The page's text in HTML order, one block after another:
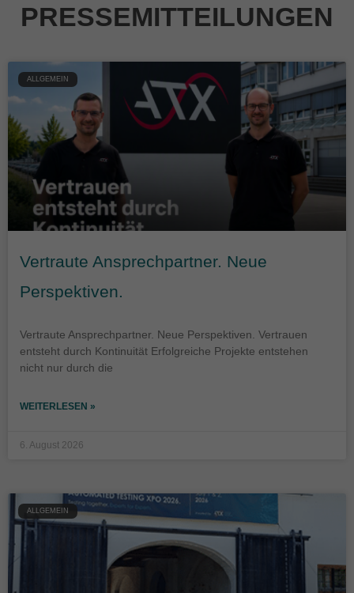
PRESSEMITTEILUNGEN
ALLGEMEIN
Vertraute Ansprechpartner. Neue
Perspektiven.
Vertraute Ansprechpartner. Neue Perspektiven. Vertrauen
entsteht durch Kontinuität Erfolgreiche Projekte entstehen
nicht nur durch die
WEITERLESEN »
6. August 2026
ALLGEMEIN